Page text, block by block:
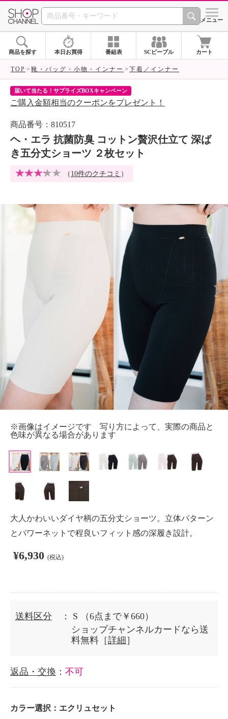
SHOP CHANNEL シメニュー
商品を探す 本日お買得 番組表 SCピープル カート
TOP 靴・バッグ・小物・インナー 下着／インナー
届いて当たる！サプライズBOXキャンペーン
ご購入金額相当のクーポンをプレゼント！
商品番号：810517
ヘ・エラ 抗菌防臭 コットン贅沢仕立て 深ば
き五分丈ショーツ ２枚セット
（ 10件のクチコミ ）
※画像はイメージです 写り方によって、実際の商品と
色味が異なる場合があります
大人かわいいダイヤ柄の五分丈ショーツ。立体パターン
とパワーネットで程良いフィット感の深履き設計。
¥6,930 (税込)
送料区分 ： S
（6点まで￥660）
ショップチャンネルカードなら送
料無料［詳細 ］
返品・交換 ： 不可
カラー選択： エクリュセット